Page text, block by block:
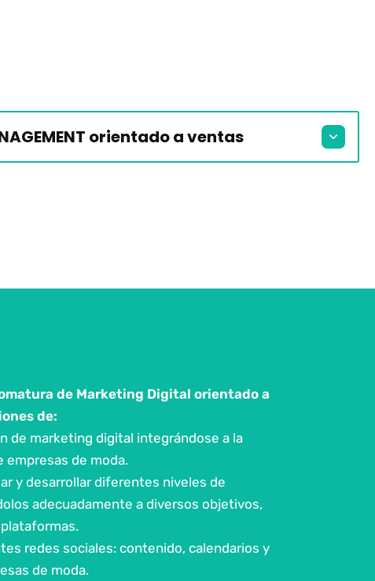
orientado a ventas
de Marketing Digital orientado a
de:
de marketing digital integrándose a la
empresas de moda.
y desarrollar diferentes niveles de
adecuadamente a diversos objetivos,
redes sociales: contenido, calendarios y
de moda.